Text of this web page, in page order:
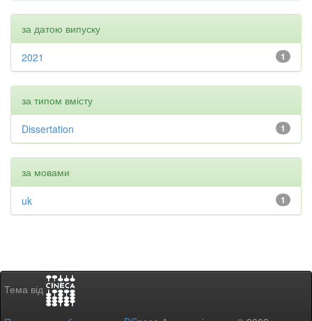
за датою випуску
1
2021
за типом вмісту
1
Dissertation
за мовами
1
uk
Тема від